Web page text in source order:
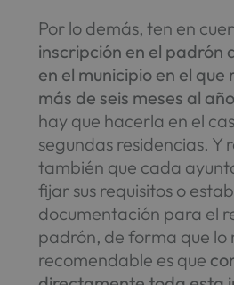
Por lo demás, ten en
inscripción en el padrón
en el municipio en el
más de seis meses al año
hay que hacerla en el
segundas residencias. Y
también que cada
fijar sus requisitos o
documentación para el
padrón, de forma que lo
recomendable es que